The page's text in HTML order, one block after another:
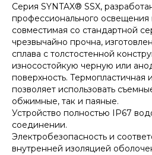
Серия SYNTAX® SSX,
профессионального освещения
совместимая со стандартной
чрезвычайно прочна,
сплава с толстостенной
износостойкую черную или
поверхность. Термопластичная
позволяет использовать
обжимные, так и паяные.
Устройство полностью IP67
соединении.
Электробезопасность и
внутренней изоляцией